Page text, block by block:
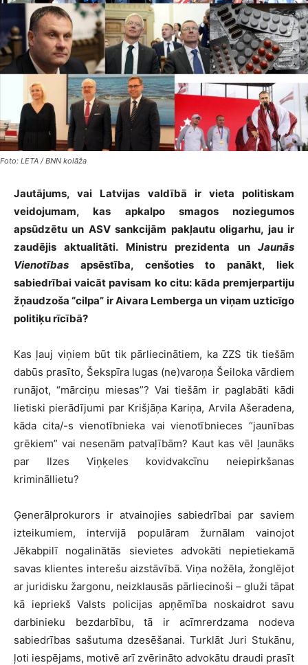
Foto: LETA / BNN kolāža
Jautājums, vai Latvijas valdībā ir vieta politiskam
veidojumam, kas apkalpo smagos noziegumos
apsūdzētu un ASV sankcijām pakļautu oligarhu, jau ir
zaudējis aktualitāti. Ministru prezidenta un Jaunās
Vienotības apsēstība, cenšoties to panākt, liek
sabiedrībai vaicāt pavisam ko citu: kāda premjerpartiju
žņaudzoša “cilpa” ir Aivara Lemberga un viņam uzticīgo
politiķu rīcībā?
Kas ļauj viņiem būt tik pārliecinātiem, ka ZZS tik tiešām
dabūs prasīto, Šekspīra lugas (ne)varoņa Šeiloka vārdiem
runājot, “mārciņu miesas”? Vai tiešām ir paglabāti kādi
lietiski pierādījumi par Krišjāņa Kariņa, Arvila Ašeradena,
kāda cita/-s vienotībnieka vai vienotībnieces “jaunības
grēkiem” vai nesenām patvaļībām? Kaut kas vēl ļaunāks
par Ilzes Viņķeles kovidvakcīnu neiepirkšanas
krimināllietu?
Ģenerālprokurors ir atvainojies sabiedrībai par saviem
izteikumiem, intervijā populāram žurnālam vainojot
Jēkabpilī nogalinātās sievietes advokāti nepietiekamā
savas klientes interešu aizstāvībā. Viņa nožēla, žonglējot
ar juridisku žargonu, neizklausās pārliecinoši – gluži tāpat
kā iepriekš Valsts policijas apņēmība noskaidrot savu
darbinieku bezdarbību, tā ir acīmrerdzama nodeva
sabiedrības sašutuma dzesēšanai. Turklāt Juri Stukānu,
ļoti iespējams, motivē arī zvērināto advokātu draudi prasīt